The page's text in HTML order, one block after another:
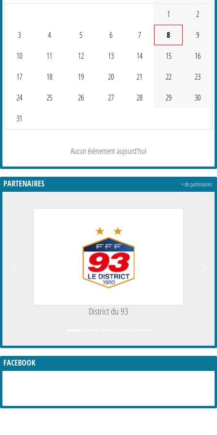
1 2
3 4 5 6 7 8 9
10 11 12 13 14 15 16
17 18 19 20 21 22 23
24 25 26 27 28 29 30
31
Aucun évènement aujourd'hui
PARTENAIRES
District du 93
+ de partenaires
FACEBOOK